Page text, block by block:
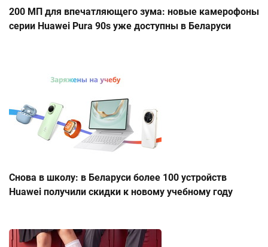
200 МП для впечатляющего зума: новые камерофоны
серии Huawei Pura 90s уже доступны в Беларуси
Снова в школу: в Беларуси более 100 устройств
Huawei получили скидки к новому учебному году